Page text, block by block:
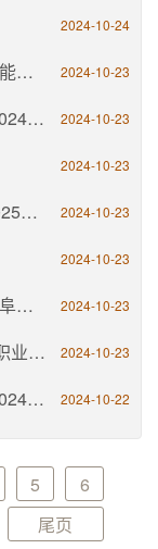
2024-10-24
技能兴鲁！2024年山东省文物职业技能竞赛在曲阜开幕 2024-10-23
山东省“技能兴鲁”职业技能大赛——2024年山东省文物职业技能竞赛开幕 2024-10-23
2024-10-23
2024年山东省文物职业技能竞赛暨2025年全国文物行业职业技能大赛山东省选拔赛开幕 2024-10-23
2024-10-23
2024年山东省文物职业技能竞赛在曲阜开幕 2024-10-23
170余名选手角逐2024年山东省文物职业技能竞赛 2024-10-23
山东省“技能兴鲁”职业技能大赛——2024年山东省文物职业技能竞赛暨2025年全国文物行业职业技能大赛山东省选拔赛在曲阜正式开幕 2024-10-22
5
6
尾页